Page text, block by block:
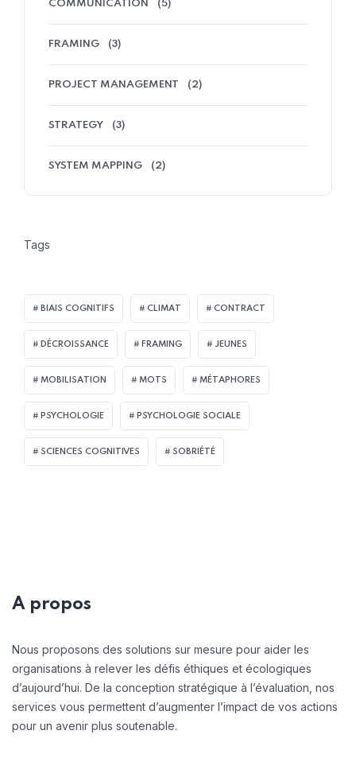
COMMUNICATION (5)
FRAMING (3)
PROJECT MANAGEMENT (2)
STRATEGY (3)
SYSTEM MAPPING (2)
Tags
BIAIS COGNITIFS CLIMAT CONTRACT
DÉCROISSANCE FRAMING JEUNES
MOBILISATION MOTS MÉTAPHORES
PSYCHOLOGIE PSYCHOLOGIE SOCIALE
SCIENCES COGNITIVES SOBRIÉTÉ
A propos
Nous proposons des solutions sur mesure pour aider les
organisations à relever les défis éthiques et écologiques
d’aujourd’hui. De la conception stratégique à l’évaluation, nos
services vous permettent d’augmenter l’impact de vos actions
pour un avenir plus soutenable.